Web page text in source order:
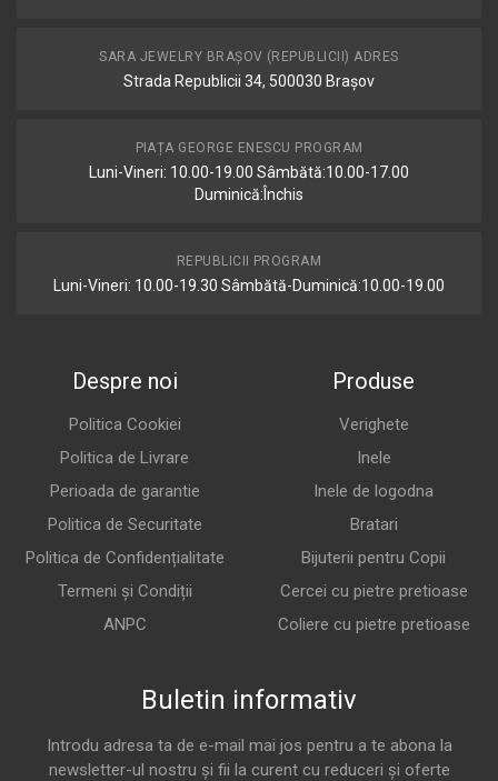
SARA JEWELRY BRAȘOV (REPUBLICII) ADRES
Strada Republicii 34, 500030 Brașov
PIAȚA GEORGE ENESCU PROGRAM
Luni-Vineri: 10.00-19.00 Sâmbătă:10.00-17.00
Duminică:Închis
REPUBLICII PROGRAM
Luni-Vineri: 10.00-19.30 Sâmbătă-Duminică:10.00-19.00
Despre noi
Politica Cookiei
Politica de Livrare
Perioada de garantie
Politica de Securitate
Politica de Confidențialitate
Termeni și Condiții
ANPC
Produse
Verighete
Inele
Inele de logodna
Bratari
Bijuterii pentru Copii
Cercei cu pietre pretioase
Coliere cu pietre pretioase
Buletin informativ
Introdu adresa ta de e-mail mai jos pentru a te abona la
newsletter-ul nostru și fii la curent cu reduceri și oferte